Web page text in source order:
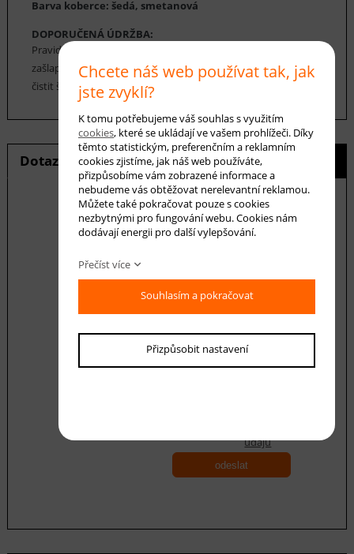
Barva koberce: šedá, smetanová
DOPORUČENÁ ÚDRŽBA:
Pravidelné vysávání nečistot z koberce, aby se zabránilo jejich
zašlapání do koberce. Cca jednou za 12-18 měsíců je možné
čistit šamponováním nebo parním čištěním.
Dotaz na produkt Hlídání ceny
E-mail *
údajů
odeslat
Chcete náš web používat tak, jak
jste zvyklí?
K tomu potřebujeme váš souhlas s využitím
cookies, které se ukládají ve vašem prohlížeči. Díky
těmto statistickým, preferenčním a reklamním
cookies zjistíme, jak náš web používáte,
přizpůsobíme vám zobrazené informace a
nebudeme vás obtěžovat nerelevantní reklamou.
Můžete také pokračovat pouze s cookies
nezbytnými pro fungování webu. Cookies nám
dodávají energii pro další vylepšování.
Přečíst více
Souhlasím a pokračovat
Přizpůsobit nastavení